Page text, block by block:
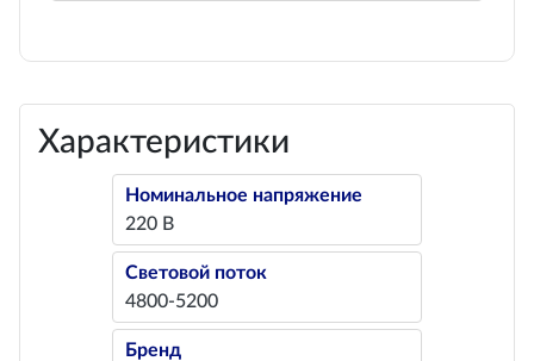
Характеристики
Номинальное напряжение
220 В
Световой поток
4800-5200
Бренд